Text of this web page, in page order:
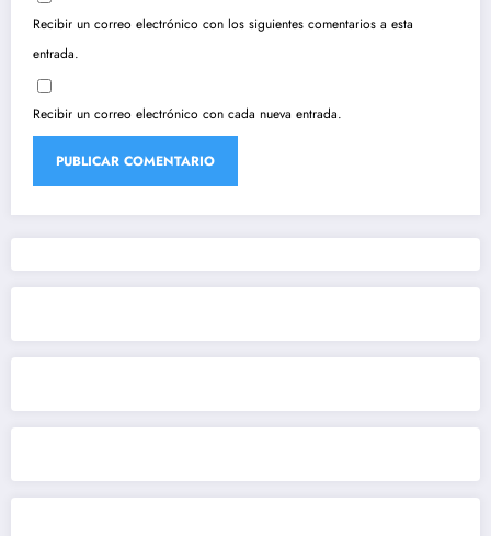
Recibir un correo electrónico con los siguientes comentarios a esta
entrada.
Recibir un correo electrónico con cada nueva entrada.